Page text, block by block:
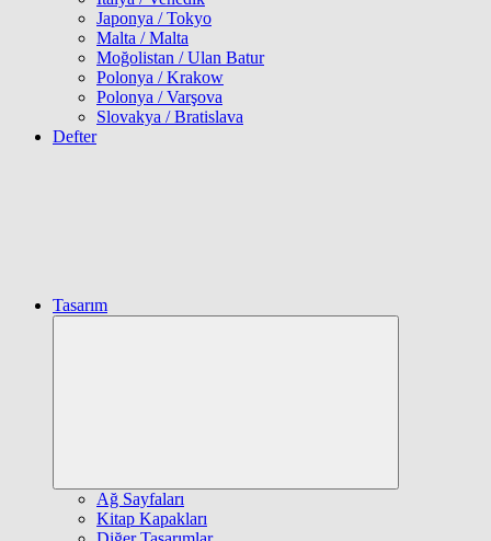
Japonya / Tokyo
Malta / Malta
Moğolistan / Ulan Batur
Polonya / Krakow
Polonya / Varşova
Slovakya / Bratislava
Defter
Tasarım
Ağ Sayfaları
Kitap Kapakları